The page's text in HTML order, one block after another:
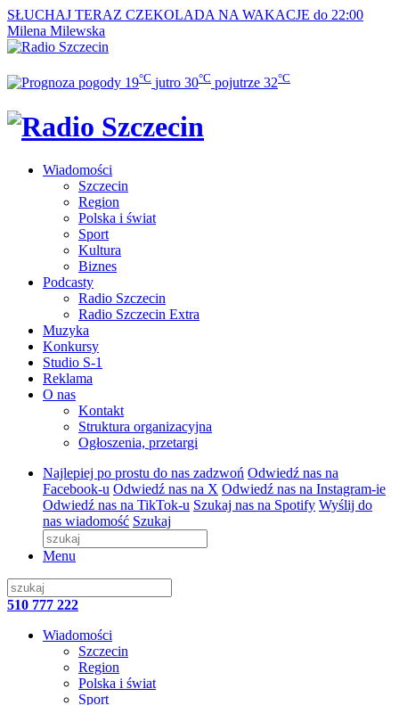
SŁUCHAJ TERAZ CZEKOLADA NA WAKACJE do 22:00
Milena Milewska
19°C jutro 30°C pojutrze 32°C
Wiadomości
Szczecin
Region
Polska i świat
Sport
Kultura
Biznes
Podcasty
Radio Szczecin
Radio Szczecin Extra
Muzyka
Konkursy
Studio S-1
Reklama
O nas
Kontakt
Struktura organizacyjna
Ogłoszenia, przetargi
Najlepiej po prostu do nas zadzwoń Odwiedź nas na
Facebook-u Odwiedź nas na X Odwiedź nas na Instagram-ie
Odwiedź nas na TikTok-u Szukaj nas na Spotify Wyślij do
nas wiadomość Szukaj
Menu
510 777 222
Wiadomości
Szczecin
Region
Polska i świat
Sport